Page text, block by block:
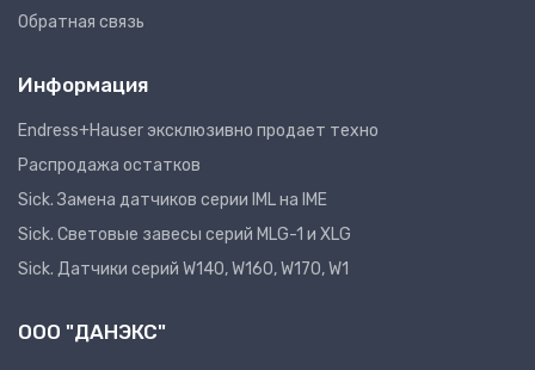
Обратная связь
Информация
Endress+Hauser эксклюзивно продает техно
Распродажа остатков
Sick. Замена датчиков серии IML на IME
Sick. Световые завесы серий MLG-1 и XLG
Sick. Датчики серий W140, W160, W170, W1
ООО "ДАНЭКС"